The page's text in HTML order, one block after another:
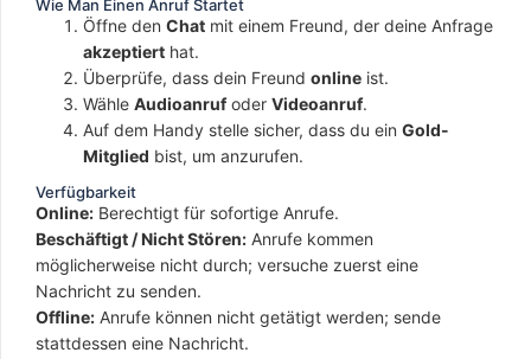
Wie Man Einen Anruf Startet
Öffne den Chat mit einem Freund, der deine Anfrage
akzeptiert hat.
Überprüfe, dass dein Freund online ist.
Wähle Audioanrufoder Videoanruf.
Auf dem Handy stelle sicher, dass du ein Gold-
Mitglied bist, um anzurufen.
Verfügbarkeit
Online: Berechtigt für sofortige Anrufe.
Beschäftigt / Nicht Stören: Anrufe kommen
möglicherweise nicht durch; versuche zuerst eine
Nachricht zu senden.
Offline: Anrufe können nicht getätigt werden; sende
stattdessen eine Nachricht.